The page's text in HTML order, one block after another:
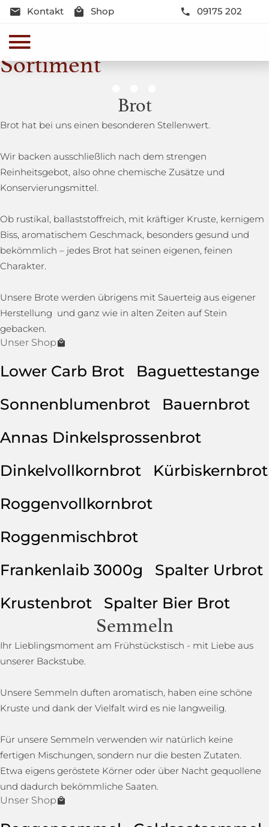
Kontakt Shop 09175 202
Sortiment
Genussmomente
Herzhaft oder süß - Beste Qualität und Frische sind
Brot
Brot hat bei uns einen besonderen Stellenwert.
Wir backen ausschließlich nach dem strengen
Reinheitsgebot, also ohne chemische Zusätze und
Konservierungsmittel.
Ob rustikal, ballaststoffreich, mit kräftiger Kruste, kernigem
Biss, aromatischem Geschmack, besonders gesund und
bekömmlich – jedes Brot hat seinen eigenen, feinen
Charakter.
Unsere Brote werden übrigens mit Sauerteig aus eigener
Herstellung und ganz wie in alten Zeiten auf Stein
gebacken.
Unser Shop
Lower Carb Brot
Baguettestange
Sonnenblumenbrot
Bauernbrot
Annas Dinkelsprossenbrot
Dinkelvollkornbrot
Kürbiskernbrot
Roggenvollkornbrot
Roggenmischbrot
Frankenlaib 3000g
Spalter Urbrot
Krustenbrot
Spalter Bier Brot
Semmeln
Ihr Lieblingsmoment am Frühstückstisch - mit Liebe aus
unserer Backstube.
Unsere Semmeln duften aromatisch, haben eine schöne
Kruste und dank der Vielfalt wird es nie langweilig.
Für unsere Semmeln verwenden wir natürlich keine
fertigen Mischungen, sondern nur die besten Zutaten.
Etwa eigens geröstete Körner oder über Nacht gequollene
und dadurch bekömmliche Saaten.
Unser Shop